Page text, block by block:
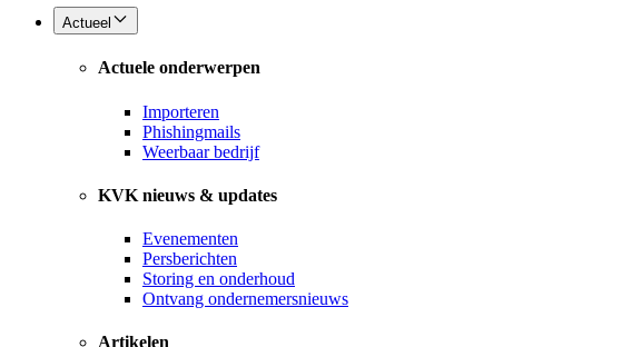
Actueel
Actuele onderwerpen
Importeren
Phishingmails
Weerbaar bedrijf
KVK nieuws & updates
Evenementen
Persberichten
Storing en onderhoud
Ontvang ondernemersnieuws
Artikelen